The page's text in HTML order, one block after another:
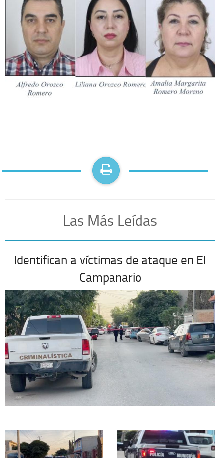
Las Más Leídas
Identifican a víctimas de ataque en El
Campanario